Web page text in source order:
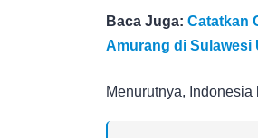
Baca Juga: Catatkan
Amurang di Sulawesi
Menurutnya,